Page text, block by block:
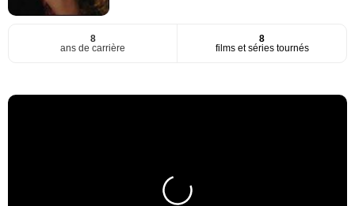
8
ans de carrière
8
films et séries tournés